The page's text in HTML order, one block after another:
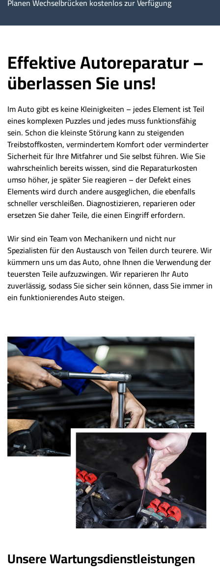
Effektive Autoreparatur –
überlassen Sie uns!
Im Auto gibt es keine Kleinigkeiten – jedes Element ist Teil
eines komplexen Puzzles und jedes muss funktionsfähig
sein. Schon die kleinste Störung kann zu steigenden
Treibstoffkosten, vermindertem Komfort oder verminderter
Sicherheit für Ihre Mitfahrer und Sie selbst führen. Wie Sie
wahrscheinlich bereits wissen, sind die Reparaturkosten
umso höher, je später Sie reagieren – der Defekt eines
Elements wird durch andere ausgeglichen, die ebenfalls
schneller verschleißen. Diagnostizieren, reparieren oder
ersetzen Sie daher Teile, die einen Eingriff erfordern.
Wir sind ein Team von Mechanikern und nicht nur
Spezialisten für den Austausch von Teilen durch teurere. Wir
kümmern uns um das Auto, ohne Ihnen die Verwendung der
teuersten Teile aufzuzwingen. Wir reparieren Ihr Auto
zuverlässig, sodass Sie sicher sein können, dass Sie immer in
ein funktionierendes Auto steigen.
Unsere Wartungsdienstleistungen